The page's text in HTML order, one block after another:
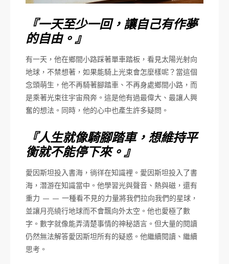
『一天至少一回，讓自己有作夢
的自由。』
有一天，他在鄉間小路踩著單車踏板，看見太陽光射向
地球，不禁想著，如果能騎上光束會怎麼樣呢？當這個
念頭萌生，他不再騎著腳踏車、不再身處鄉間小路，而
是乘著光束往宇宙飛奔。這是他有過最偉大、最讓人興
奮的想法。同時，他的心中也產生許多疑問。
『人生就像騎腳踏車，想維持平
衡就不能停下來。』
愛因斯坦投入書海，徜徉在知識裡。愛因斯坦投入了書
海，潛游在知識當中。他學習光與聲音、熱與磁，還有
重力 — — 一種看不見的力量將我們拉向我們的星球，
並讓月亮繞行地球而不會飄向外太空。他也愛極了數
字。數字就像能弄清楚事情的神秘語言。但大量的閱讀
仍然無法解答愛因斯坦所有的疑惑。他繼續閱讀、繼續
思考。